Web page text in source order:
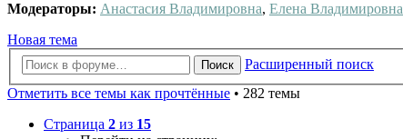
Модераторы: Анастасия Владимировна, Елена Владимировна
Новая тема
Поиск
Расширенный поиск
Отметить все темы как прочтённые • 282 темы
Страница 2 из 15